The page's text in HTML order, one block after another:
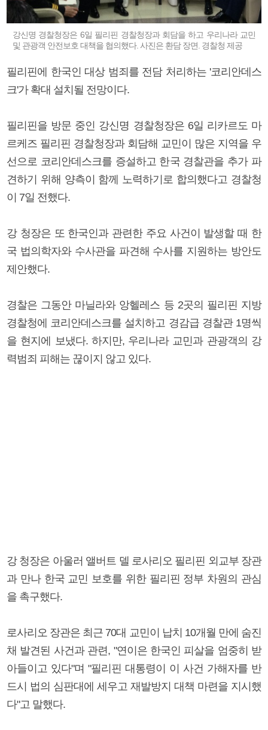
강신명 경찰청장은 6일 필리핀 경찰청장과 회담을 하고 우리나라 교민
및 관광객 안전보호 대책을 협의했다. 사진은 환담 장면. 경찰청 제공
필리핀에 한국인 대상 범죄를 전담 처리하는 '코리안데스
크'가 확대 설치될 전망이다.
필리핀을 방문 중인 강신명 경찰청장은 6일 리카르도 마
르케즈 필리핀 경찰청장과 회담해 교민이 많은 지역을 우
선으로 코리안데스크를 증설하고 한국 경찰관을 추가 파
견하기 위해 양측이 함께 노력하기로 합의했다고 경찰청
이 7일 전했다.
강 청장은 또 한국인과 관련한 주요 사건이 발생할 때 한
국 법의학자와 수사관을 파견해 수사를 지원하는 방안도
제안했다.
경찰은 그동안 마닐라와 앙헬레스 등 2곳의 필리핀 지방
경찰청에 코리안데스크를 설치하고 경감급 경찰관 1명씩
을 현지에 보냈다. 하지만, 우리나라 교민과 관광객의 강
력범죄 피해는 끊이지 않고 있다.
강 청장은 아울러 앨버트 델 로사리오 필리핀 외교부 장관
과 만나 한국 교민 보호를 위한 필리핀 정부 차원의 관심
을 촉구했다.
로사리오 장관은 최근 70대 교민이 납치 10개월 만에 숨진
채 발견된 사건과 관련, "연이은 한국인 피살을 엄중히 받
아들이고 있다"며 "필리핀 대통령이 이 사건 가해자를 반
드시 법의 심판대에 세우고 재발방지 대책 마련을 지시했
다"고 말했다.